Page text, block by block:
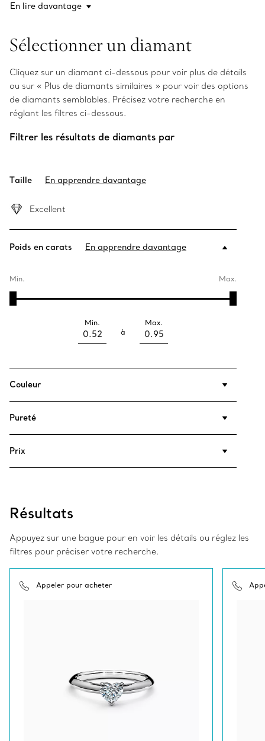
En lire davantage
Sélectionner un diamant
Cliquez sur un diamant ci-dessous pour voir plus de détails
ou sur « Plus de diamants similaires » pour voir des options
de diamants semblables. Précisez votre recherche en
réglant les filtres ci-dessous.
Filtrer les résultats de diamants par
Taille En apprendre davantage
Excellent
Poids en carats En apprendre davantage
Min. Max.
Min.
à
Max.
Couleur
Pureté
Prix
Résultats
Appuyez sur une bague pour en voir les détails ou réglez les
filtres pour préciser votre recherche.
Appeler pour acheter